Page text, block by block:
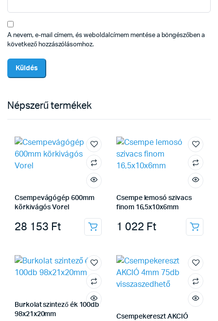
A nevem, e-mail címem, és weboldalcímem mentése a böngészőben a
következő hozzászólásomhoz.
Népszerű termékek
Csempevágógép 600mm
körkivágós Vorel
28 153 Ft
Csempe lemosó szivacs
finom 16,5x10x6mm
1 022 Ft
Burkolat szintező ék 100db
98x21x20mm
Csempekereszt AKCIÓ